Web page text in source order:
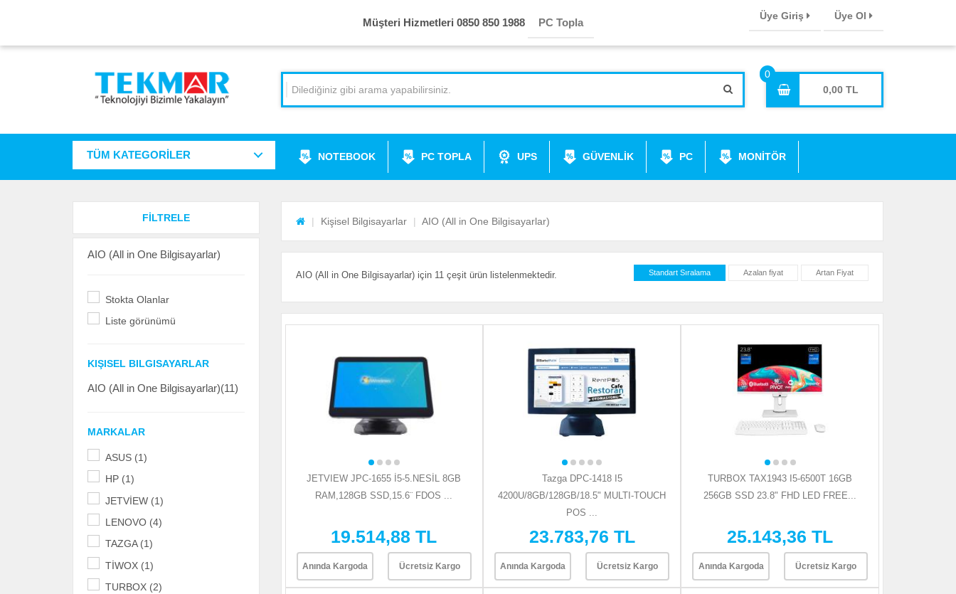
Müşteri Hizmetleri 0850 850 1988 PC Topla
Üye Giriş Üye Ol
0,00
TÜM KATEGORİLER NOTEBOOK PC TOPLA UPS GÜVENLİK PC MONİTÖR
FİLTRELE
AIO (All in One Bilgisayarlar)
Stokta Olanlar
Liste görünümü
KIŞISEL BILGISAYARLAR
AIO (All in One Bilgisayarlar)(11)
MARKALAR
ASUS (1)
HP (1)
JETVİEW (1)
LENOVO (4)
TAZGA (1)
TİWOX (1)
TURBOX (2)
Kişisel Bilgisayarlar AIO (All in One Bilgisayarlar)
AIO (All in One Bilgisayarlar) için 11 çeşit ürün listelenmektedir. Standart Sıralama Azalan fiyat Artan Fiyat
JETVIEW JPC-1655 İ5-5.NESİL 8GB
RAM,128GB SSD,15.6¨ FDOS ...
19.514,88 TL
Anında Kargoda Ücretsiz Kargo
Tazga DPC-1418 I5
4200U/8GB/128GB/18.5" MULTI-TOUCH
POS ...
23.783,76 TL
Anında Kargoda Ücretsiz Kargo
TURBOX TAX1943 I5-6500T 16GB
256GB SSD 23.8" FHD LED FREE...
25.143,36 TL
Anında Kargoda Ücretsiz Kargo